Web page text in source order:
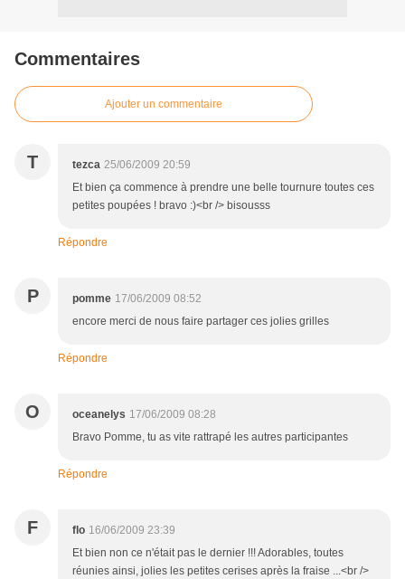
Commentaires
Ajouter un commentaire
T tezca 25/06/2009 20:59
Et bien ça commence à prendre une belle tournure toutes ces
petites poupées ! bravo :)<br /> bisousss
Répondre
P pomme 17/06/2009 08:52
encore merci de nous faire partager ces jolies grilles
Répondre
O oceanelys 17/06/2009 08:28
Bravo Pomme, tu as vite rattrapé les autres participantes
Répondre
F flo 16/06/2009 23:39
Et bien non ce n'était pas le dernier !!! Adorables, toutes
réunies ainsi, jolies les petites cerises après la fraise ...<br />